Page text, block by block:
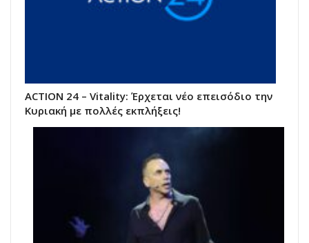
ACTION 24 – Vitality: Έρχεται νέο επεισόδιο την
Κυριακή με πολλές εκπλήξεις!